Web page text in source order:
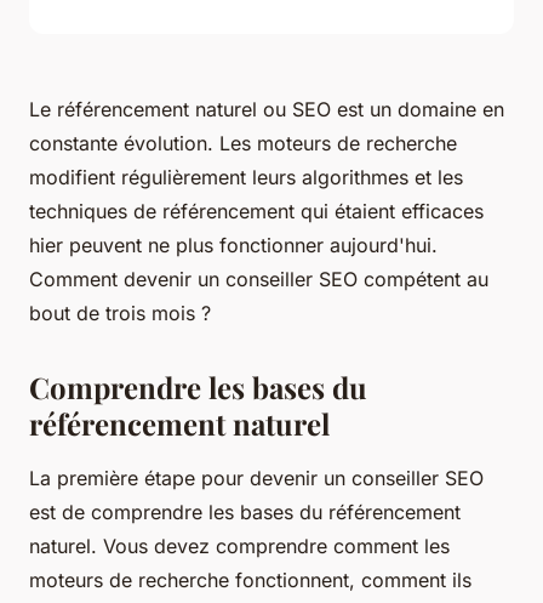
Le référencement naturel ou SEO est un domaine en
constante évolution. Les moteurs de recherche
modifient régulièrement leurs algorithmes et les
techniques de référencement qui étaient efficaces
hier peuvent ne plus fonctionner aujourd'hui.
Comment devenir un conseiller SEO compétent au
bout de trois mois ?
Comprendre les bases du
référencement naturel
La première étape pour devenir un conseiller SEO
est de comprendre les bases du référencement
naturel. Vous devez comprendre comment les
moteurs de recherche fonctionnent, comment ils